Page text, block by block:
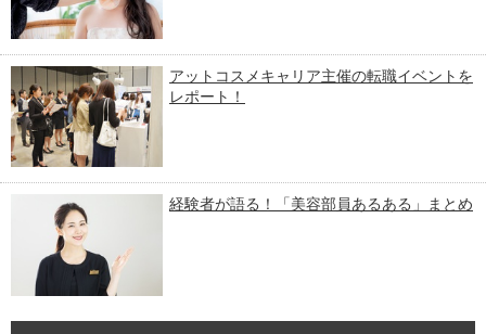
アットコスメキャリア主催の転職イベントを
レポート！
経験者が語る！「美容部員あるある」まとめ